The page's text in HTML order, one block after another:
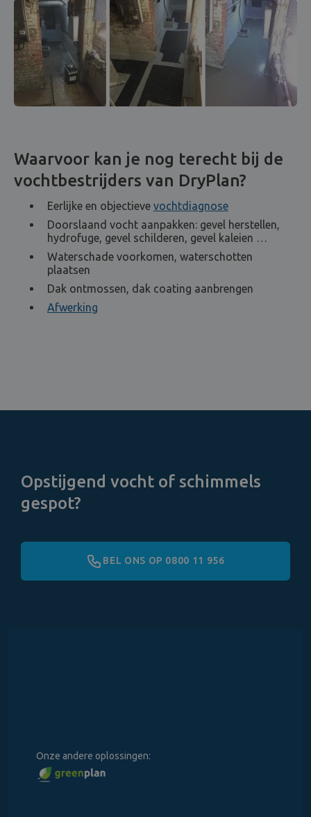
Waarvoor kan je nog terecht bij de
vochtbestrijders van DryPlan?
Eerlijke en objectieve vochtdiagnose
Doorslaand vocht aanpakken: gevel herstellen,
hydrofuge, gevel schilderen, gevel kaleien …
Waterschade voorkomen, waterschotten
plaatsen
Dak ontmossen, dak coating aanbrengen
Afwerking
Opstijgend vocht of schimmels
gespot?
BEL ONS OP 0800 11 956
Onze andere oplossingen: